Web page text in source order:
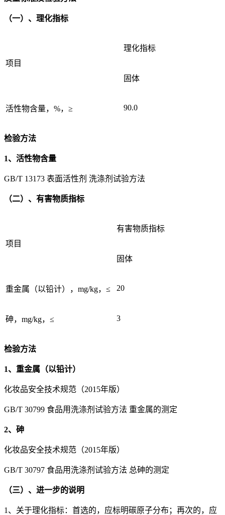
（一）、理化指标
项目
理化指标
固体
活性物含量，%，≥ 90.0
检验方法
1、活性物含量
GB/T 13173 表面活性剂 洗涤剂试验方法
（二）、有害物质指标
项目
有害物质指标
固体
重金属（以铅计），mg/kg，≤ 20
砷，mg/kg，≤ 3
检验方法
1、重金属（以铅计）
化妆品安全技术规范（2015年版）
GB/T 30799 食品用洗涤剂试验方法 重金属的测定
2、砷
化妆品安全技术规范（2015年版）
GB/T 30797 食品用洗涤剂试验方法 总砷的测定
（三）、进一步的说明
1、关于理化指标：首选的，应标明碳原子分布；再次的，应